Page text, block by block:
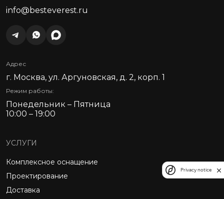
info@besteverest.ru
Адрес
г. Москва, ул. Аргуновская, д. 2, корп. 1
Режим работы:
Понедельник – Пятница
10:00 – 19:00
УСЛУГИ
Комплексное оснащение
Проектирование
Доставка
Privacy notice